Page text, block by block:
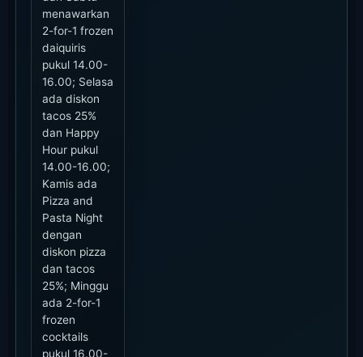
menawarkan
2-for-1 frozen
daiquiris
pukul 14.00-
16.00; Selasa
ada diskon
tacos 25%
dan Happy
Hour pukul
14.00-16.00;
Kamis ada
Pizza and
Pasta Night
dengan
diskon pizza
dan tacos
25%; Minggu
ada 2-for-1
frozen
cocktails
pukul 16.00-